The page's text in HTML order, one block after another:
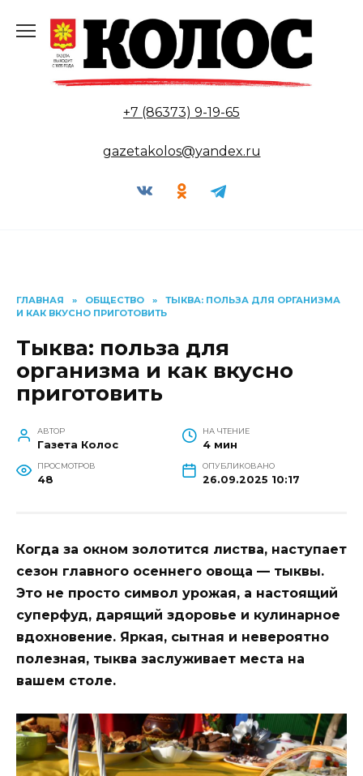
содержанию
+7 (86373) 9-19-65
gazetakolos@yandex.ru
ГЛАВНАЯ » ОБЩЕСТВО »
ТЫКВА: ПОЛЬЗА ДЛЯ ОРГАНИЗМА
И КАК ВКУСНО ПРИГОТОВИТЬ
Тыква: польза для
организма и как вкусно
приготовить
АВТОР
Газета Колос
НА ЧТЕНИЕ
4 мин
ПРОСМОТРОВ
48
ОПУБЛИКОВАНО
26.09.2025 10:17
Когда за окном золотится листва, наступает
сезон главного осеннего овоща — тыквы.
Это не просто символ урожая, а настоящий
суперфуд, дарящий здоровье и кулинарное
вдохновение. Яркая, сытная и невероятно
полезная, тыква заслуживает места на
вашем столе.